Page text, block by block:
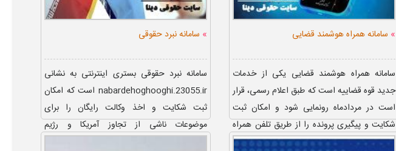
» سامانه همراه هوشمند قضایی
سامانه همراه هوشمند قضایی یکی از خدمات
جدید قوه قضاییه است که طبق اعلام رسمی، قرار
است در مردادماه رونمایی شود و امکان ثبت
شکایت و پیگیری پرونده را از طریق تلفن همراه
فراهم کند. افراد پس از ...
» سامانه نبرد حقوقی
سامانه نبرد حقوقی بستری اینترنتی به نشانی
nabardehoghooghi.23055.ir است که امکان
ثبت شکایت و اخذ وکالت رایگان را برای
موضوعات ناشی از تجاوز آمریکا و رژیم